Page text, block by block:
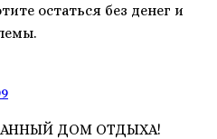
остаться без денег и
ДОМ ОТДЫХА!